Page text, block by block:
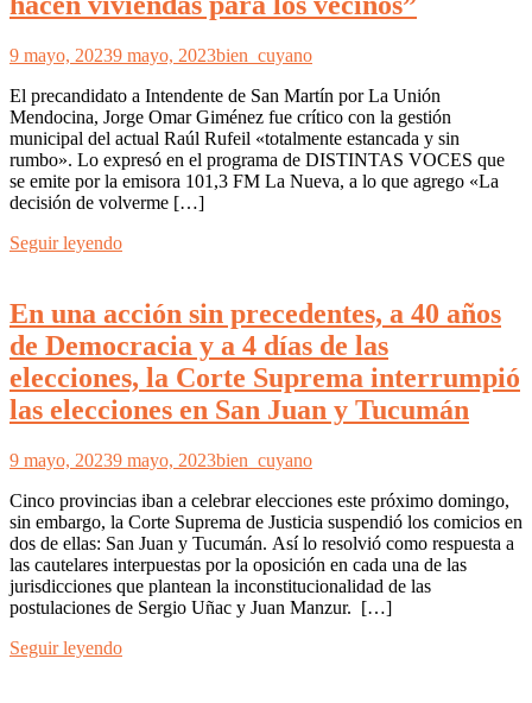
9 mayo, 20239 mayo, 2023bien_cuyano
El precandidato a Intendente de San Martín por La Unión
Mendocina, Jorge Omar Giménez fue crítico con la gestión
municipal del actual Raúl Rufeil «totalmente estancada y sin
rumbo». Lo expresó en el programa de DISTINTAS VOCES que
se emite por la emisora 101,3 FM La Nueva, a lo que agrego «La
decisión de volverme […]
Seguir leyendo
En una acción sin precedentes, a 40 años
de Democracia y a 4 días de las
elecciones, la Corte Suprema interrumpió
las elecciones en San Juan y Tucumán
9 mayo, 20239 mayo, 2023bien_cuyano
Cinco provincias iban a celebrar elecciones este próximo domingo,
sin embargo, la Corte Suprema de Justicia suspendió los comicios en
dos de ellas: San Juan y Tucumán. Así lo resolvió como respuesta a
las cautelares interpuestas por la oposición en cada una de las
jurisdicciones que plantean la inconstitucionalidad de las
postulaciones de Sergio Uñac y Juan Manzur. […]
Seguir leyendo